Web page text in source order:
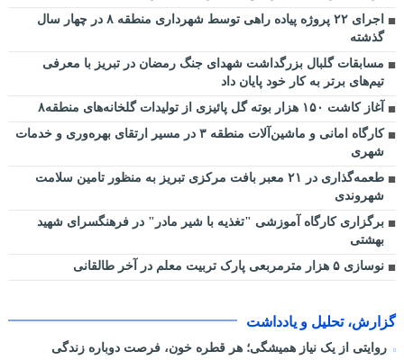
اجرای ۲۲ پروژه پیاده راهی توسط شهرداری منطقه ۸ در چهار سال
گذشته
مسابقات گلبال بزرگداشت شهدای جنگ رمضان در تبریز با معرفی
تیم‌های برتر به کار خود پایان داد
آغاز کاشت ۱۵۰ هزار بوته گل پائیزی از تولیدات گلخانه‌های منطقه۸
کارگاه امانی و ماشین‌آلات منطقه ۳ در مسیر ارتقای بهره‌وری و خدمات
شهری
طعمه‌گذاری در ۲۱ معبر بافت مرکزی تبریز به منظور تامین سلامت
شهروندی
برگزاری کارگاه آموزشی "تغذیه با شیر مادر" در فرهنگسرای شهید
بهشتی
نوسازی ۵ هزار مترمربعی پارک تربیت معلم در آخر طالقانی
گزارش، تحلیل و یادداشت
روایتی از یک نیاز همیشگی؛ هر قطره خون، فرصت دوباره زندگی